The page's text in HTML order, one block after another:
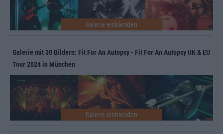
Galerie mit 30 Bildern: Fit For An Autopsy - Fit For An Autopsy UK & EU
Tour 2024 in München